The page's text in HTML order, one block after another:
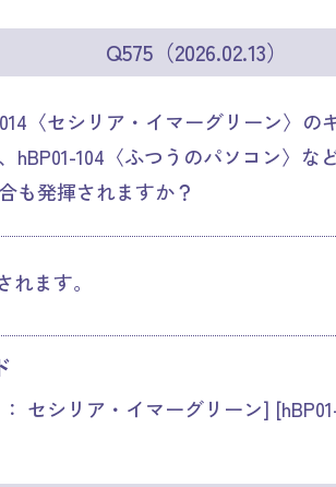
Q575（2026.02.13）
〈セシリア・イマーグリーン〉の
hBP01-104〈ふつうのパソコン〉な
も発揮されますか？
れます。
： セシリア・イマーグリーン]